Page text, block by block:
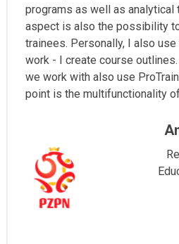
programs as well as analytical
aspect is also the possibility
trainees. Personally, I also
work - I create course
we work with also use
point is the multifunctionality